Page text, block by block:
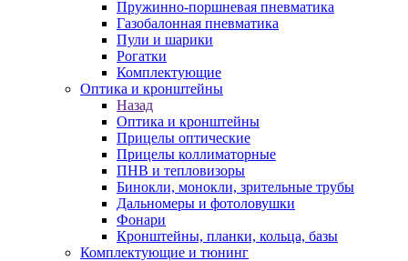
Пружинно-поршневая пневматика
Газобалонная пневматика
Пули и шарики
Рогатки
Комплектующие
Оптика и кронштейны
Назад
Оптика и кронштейны
Прицелы оптические
Прицелы коллиматорные
ПНВ и тепловизоры
Бинокли, монокли, зрительные трубы
Дальномеры и фотоловушки
Фонари
Кронштейны, планки, кольца, базы
Комплектующие и тюнинг